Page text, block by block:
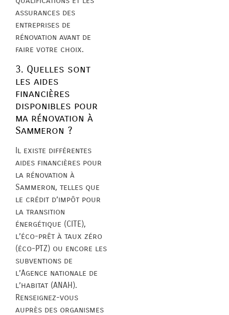
assurances des
entreprises de
rénovation avant de
faire votre choix.
3. Quelles sont
les aides
financières
disponibles pour
ma rénovation à
Sammeron ?
Il existe différentes
aides financières pour
la rénovation à
Sammeron, telles que
le crédit d’impôt pour
la transition
énergétique (CITE),
l’éco-prêt à taux zéro
(éco-PTZ) ou encore les
subventions de
l’Agence nationale de
l’habitat (ANAH).
Renseignez-vous
auprès des organismes